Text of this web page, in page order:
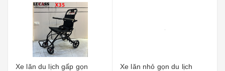
Xe lăn du lịch gấp gọn
Xe lăn nhỏ gọn du lịch